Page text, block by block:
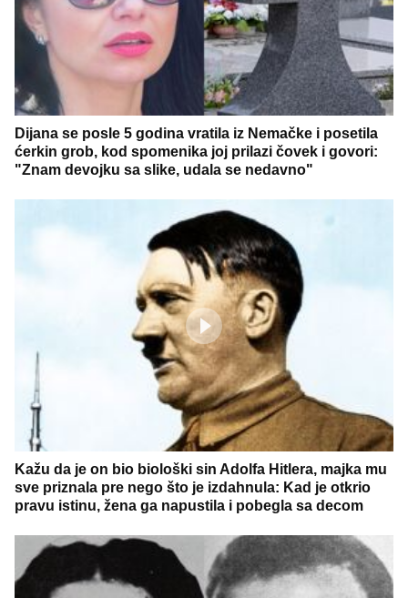
Dijana se posle 5 godina vratila iz Nemačke i posetila
ćerkin grob, kod spomenika joj prilazi čovek i govori:
"Znam devojku sa slike, udala se nedavno"
Kažu da je on bio biološki sin Adolfa Hitlera, majka mu
sve priznala pre nego što je izdahnula: Kad je otkrio
pravu istinu, žena ga napustila i pobegla sa decom